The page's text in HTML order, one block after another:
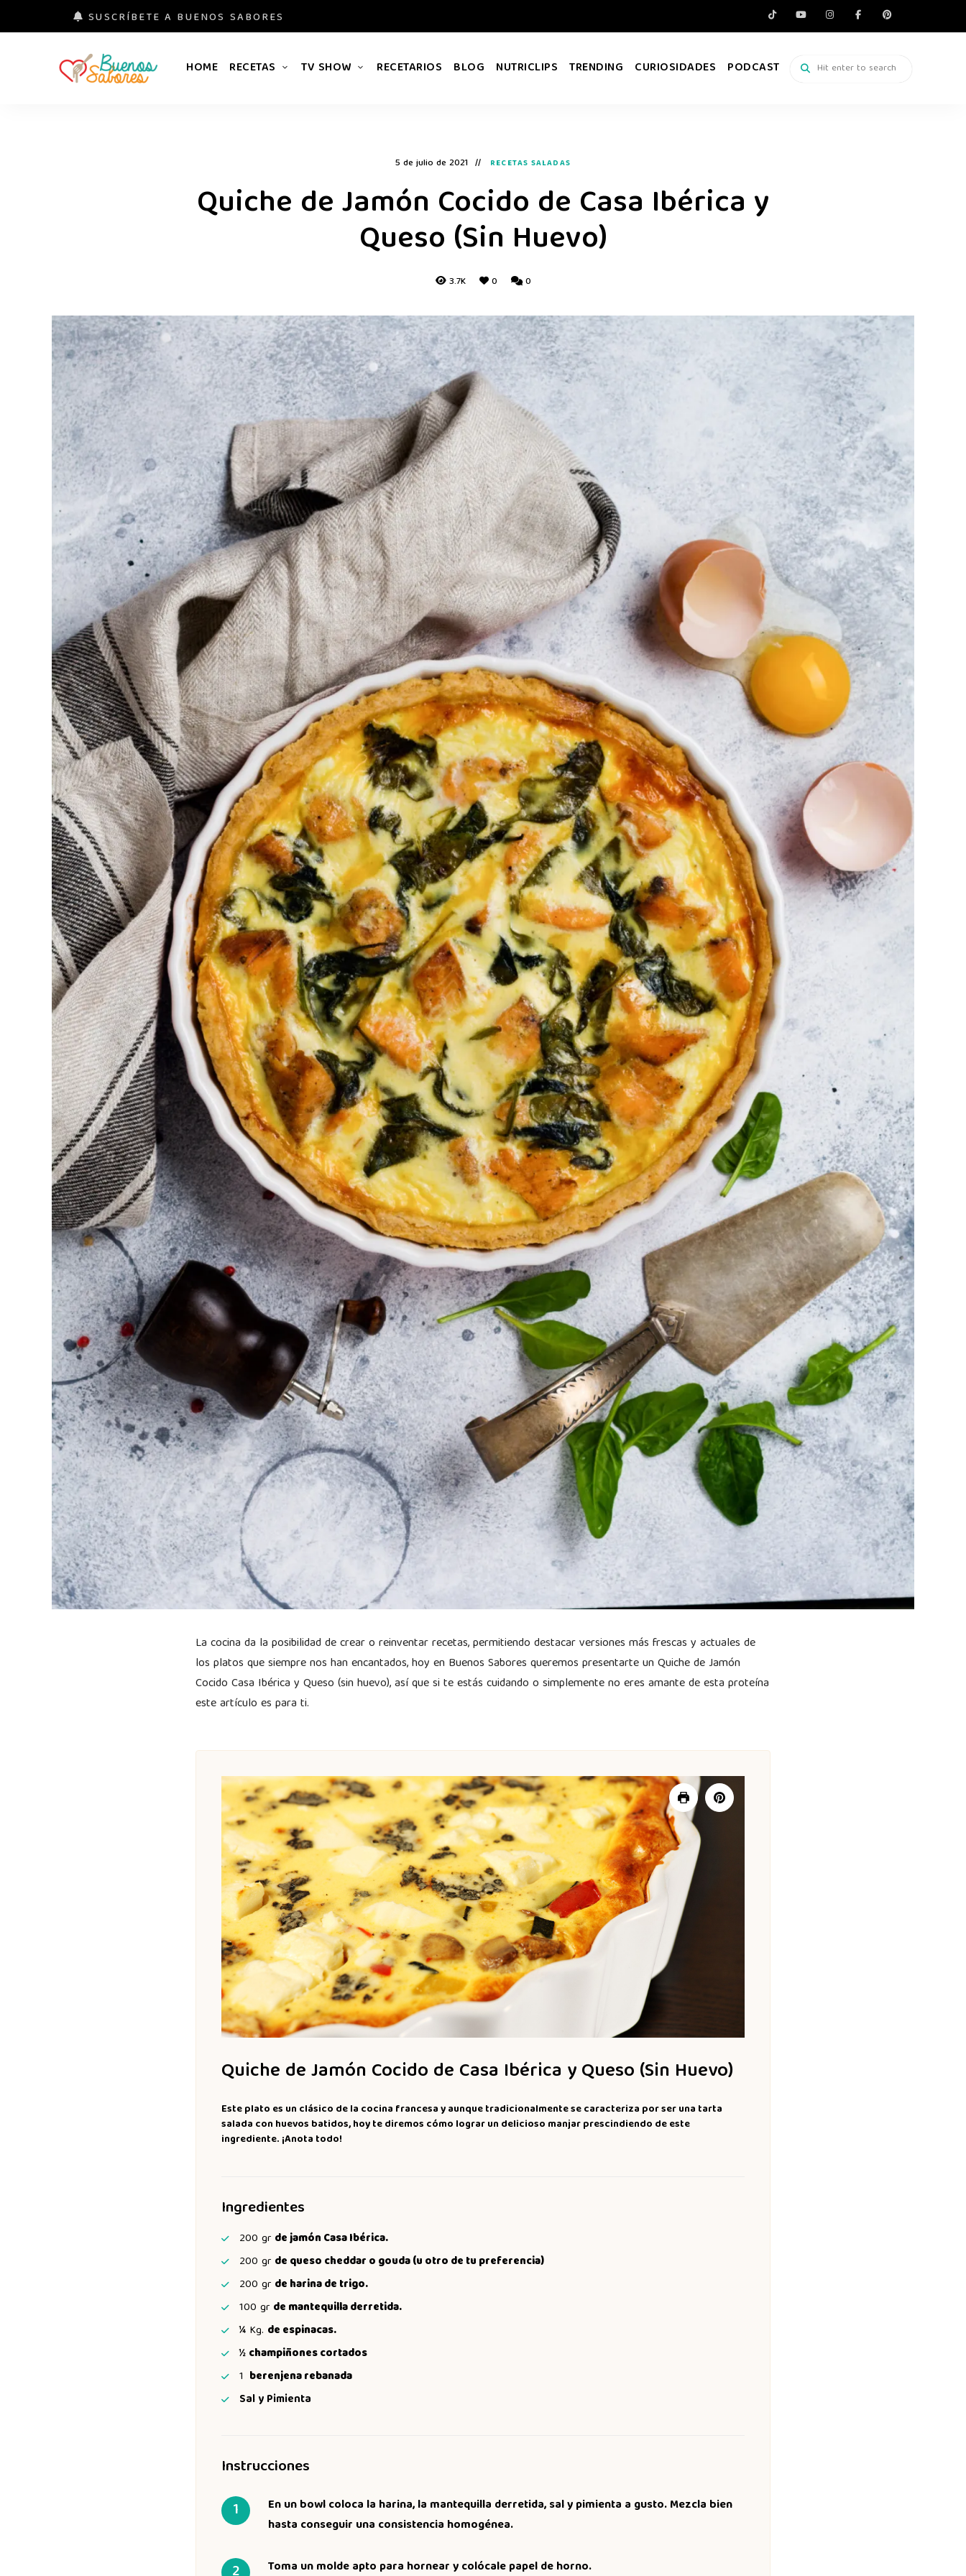
SUSCRÍBETE A BUENOS SABORES
HOME RECETAS TV SHOW RECETARIOS BLOG NUTRICLIPS TRENDING CURIOSIDADES PODCAST
5 de julio de 2021 RECETAS SALADAS
Quiche de Jamón Cocido de Casa Ibérica y
Queso (Sin Huevo)
3.7K 0 0
La cocina da la posibilidad de crear o reinventar recetas, permitiendo destacar versiones más frescas y actuales de
los platos que siempre nos han encantados, hoy en Buenos Sabores queremos presentarte un Quiche de Jamón
Cocido Casa Ibérica y Queso (sin huevo), así que si te estás cuidando o simplemente no eres amante de esta proteína
este artículo es para ti.
Quiche de Jamón Cocido de Casa Ibérica y Queso (Sin Huevo)
Este plato es un clásico de la cocina francesa y aunque tradicionalmente se caracteriza por ser una tarta
salada con huevos batidos, hoy te diremos cómo lograr un delicioso manjar prescindiendo de este
ingrediente. ¡Anota todo!
Ingredientes
200 gr de jamón Casa Ibérica.
200 gr de queso cheddar o gouda (u otro de tu preferencia)
200 gr de harina de trigo.
100 gr de mantequilla derretida.
¼ Kg. de espinacas.
½champiñones cortados
1 berenjena rebanada
Sal y Pimienta
Instrucciones
En un bowl coloca la harina, la mantequilla derretida, sal y pimienta a gusto. Mezcla bien
hasta conseguir una consistencia homogénea.
Toma un molde apto para hornear y colócale papel de horno.